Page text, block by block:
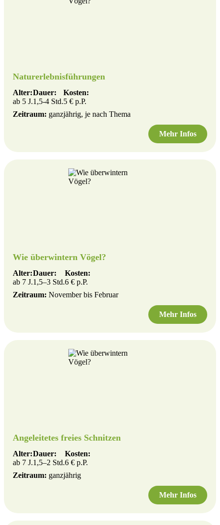
Naturerlebnisführungen
Alter:
ab 5 J.
Dauer:
1,5-4 Std.
Kosten:
5 € p.P.
Zeitraum: ganzjährig, je nach Thema
Mehr Infos
Wie überwintern Vögel?
Alter:
ab 7 J.
Dauer:
1,5–3 Std.
Kosten:
6 € p.P.
Zeitraum: November bis Februar
Mehr Infos
Angeleitetes freies Schnitzen
Alter:
ab 7 J.
Dauer:
1,5–2 Std.
Kosten:
6 € p.P.
Zeitraum: ganzjährig
Mehr Infos